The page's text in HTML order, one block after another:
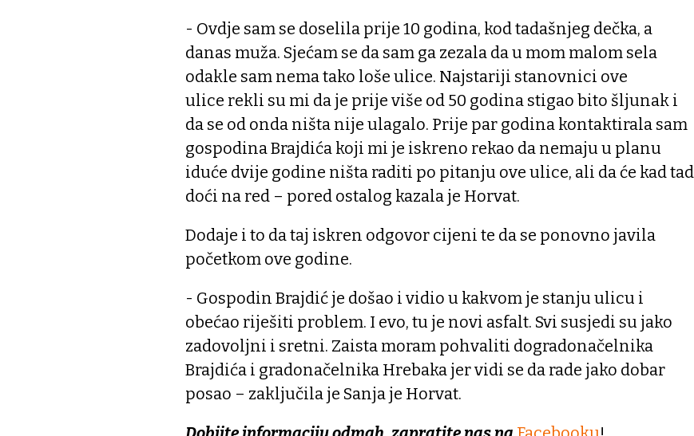
- Ovdje sam se doselila prije 10 godina, kod tadašnjeg dečka, a
danas muža. Sjećam se da sam ga zezala da u mom malom sela
odakle sam nema tako loše ulice. Najstariji stanovnici ove
ulice rekli su mi da je prije više od 50 godina stigao bito šljunak i
da se od onda ništa nije ulagalo. Prije par godina kontaktirala sam
gospodina Brajdića koji mi je iskreno rekao da nemaju u planu
iduće dvije godine ništa raditi po pitanju ove ulice, ali da će kad tad
doći na red – pored ostalog kazala je Horvat.
Dodaje i to da taj iskren odgovor cijeni te da se ponovno javila
početkom ove godine.
- Gospodin Brajdić je došao i vidio u kakvom je stanju ulicu i
obećao riješiti problem. I evo, tu je novi asfalt. Svi susjedi su jako
zadovoljni i sretni. Zaista moram pohvaliti dogradonačelnika
Brajdića i gradonačelnika Hrebaka jer vidi se da rade jako dobar
posao – zaključila je Sanja je Horvat.